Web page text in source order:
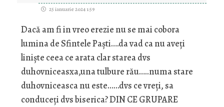
25 ianuarie 2024 1:59
Dacă am fi in vreo erezie nu se mai cobora
lumina de Sfintele Paști….da vad ca nu aveți
liniște ceea ce arata clar starea dvs
duhovniceasxa,una tulbure rău…..numa stare
duhovniceasca nu este……dvs ce vreți, sa
conduceți dvs biserica? DIN CE GRUPARE